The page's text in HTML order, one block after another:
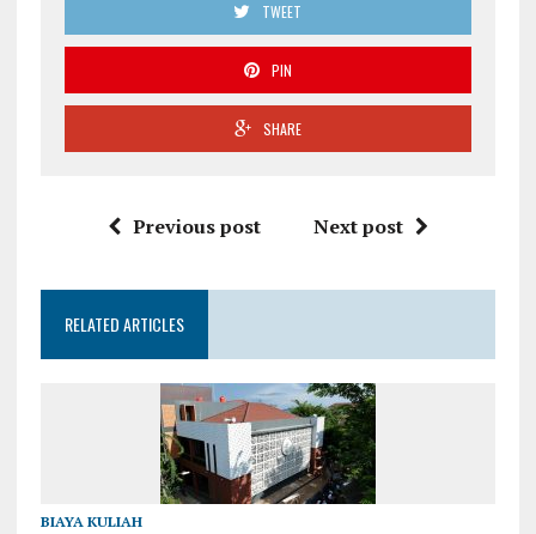
TWEET
PIN
SHARE
Previous post Next post
RELATED ARTICLES
BIAYA KULIAH